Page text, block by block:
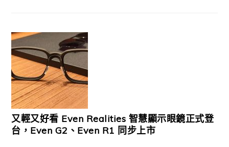
又輕又好看 Even Realities 智慧顯示眼鏡正式登
台，Even G2、Even R1 同步上市